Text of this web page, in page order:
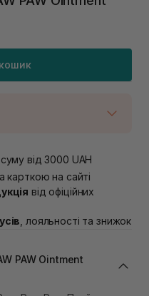
4
Підстригача, 1В
Бандери 45
від 3000 UAH
карткою на сайті
від офіційних
, лояльності та знижок
PAW Ointment